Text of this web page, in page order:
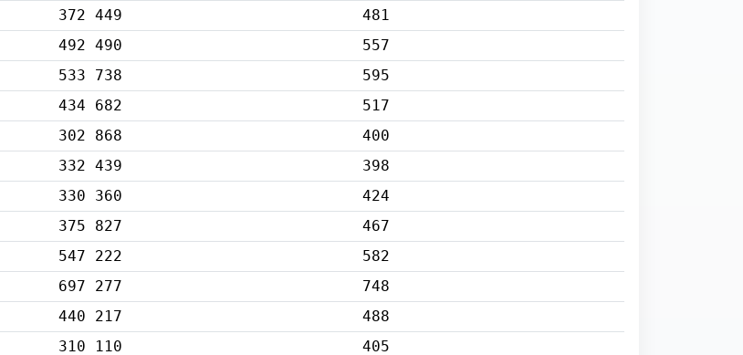
372 449
481
492 490
557
533 738
595
434 682
517
302 868
400
332 439
398
330 360
424
375 827
467
547 222
582
697 277
748
440 217
488
310 110
405